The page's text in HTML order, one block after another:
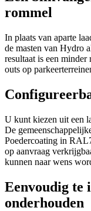
rommel
In plaats van aparte
de masten van Hydro
resultaat is een
outs op
U kunt kiezen uit een
De
Poedercoating in
op aanvraag
kunnen naar wens
Eenvoudig te
onderhouden